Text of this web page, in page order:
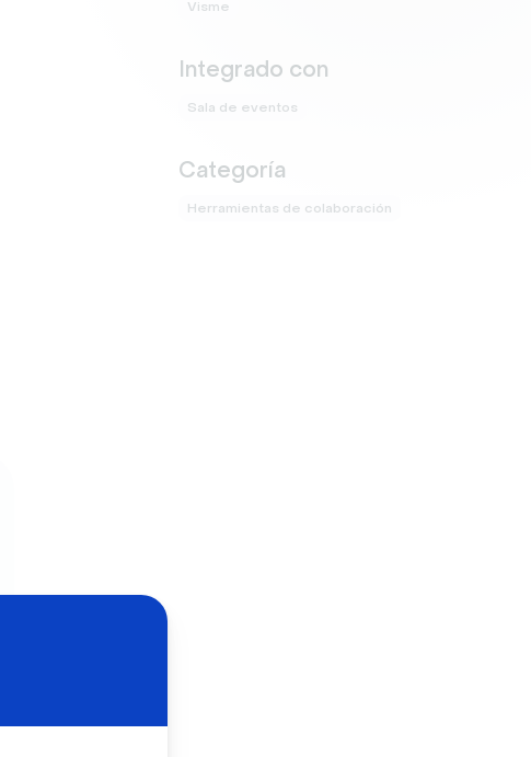
Visme
Integrado con
Sala de eventos
Categoría
Herramientas de colaboración